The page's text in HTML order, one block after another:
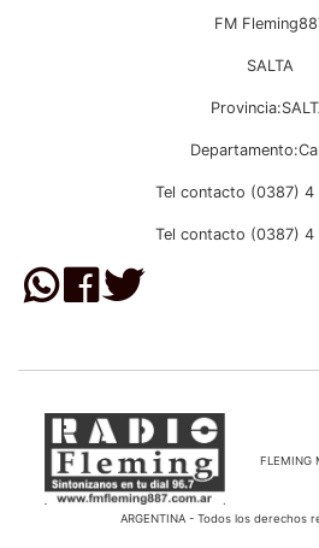
FM
SALTA
Tel contacto (0387) 4
Tel contacto (0387) 4
FLEMING
ARGENTINA - Todos los derechos